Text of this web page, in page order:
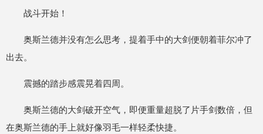
战斗开始！
奥斯兰德并没有怎么思考，提着手中的大剑便朝着菲尔冲了
出去。
震撼的踏步感震晃着四周。
奥斯兰德的大剑破开空气，即便重量超脱了片手剑数倍，但
在奥斯兰德的手上就好像羽毛一样轻柔快捷。